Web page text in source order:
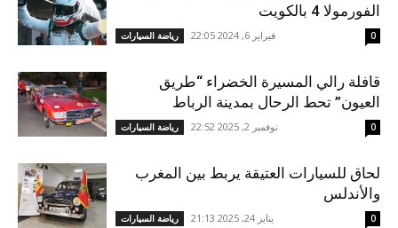
الفورمولا 4 بالكويت
رياضة السيارات فبراير 6, 2024 22:05 0
قافلة رالي المسيرة الخضراء “طريق
العيون” تحط الرحال بمدينة الرباط
رياضة السيارات نوفمبر 2, 2025 22:52 0
لحاق للسيارات العتيقة يربط بين المغرب
والأندلس
رياضة السيارات يناير 24, 2025 21:13 0